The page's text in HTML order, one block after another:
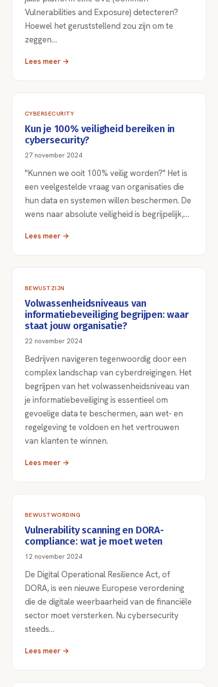
Vulnerabilities and Exposure) detecteren?
Hoewel het geruststellend zou zijn om te
zeggen…
Lees meer →
CYBERSECURITY
Kun je 100% veiligheid bereiken in
cybersecurity?
27 november 2024
"Kunnen we ooit 100% veilig worden?" Het is
een veelgestelde vraag van organisaties die
hun data en systemen willen beschermen. De
wens naar absolute veiligheid is begrijpelijk,…
Lees meer →
BEWUSTZIJN
Volwassenheidsniveaus van
informatiebeveiliging begrijpen: waar
staat jouw organisatie?
22 november 2024
Bedrijven navigeren tegenwoordig door een
complex landschap van cyberdreigingen. Het
begrijpen van het volwassenheidsniveau van
je informatiebeveiliging is essentieel om
gevoelige data te beschermen, aan wet- en
regelgeving te voldoen en het vertrouwen
van klanten te winnen.
Lees meer →
BEWUSTWORDING
Vulnerability scanning en DORA-
compliance: wat je moet weten
12 november 2024
De Digital Operational Resilience Act, of
DORA, is een nieuwe Europese verordening
die de digitale weerbaarheid van de financiële
sector moet versterken. Nu cybersecurity
steeds…
Lees meer →